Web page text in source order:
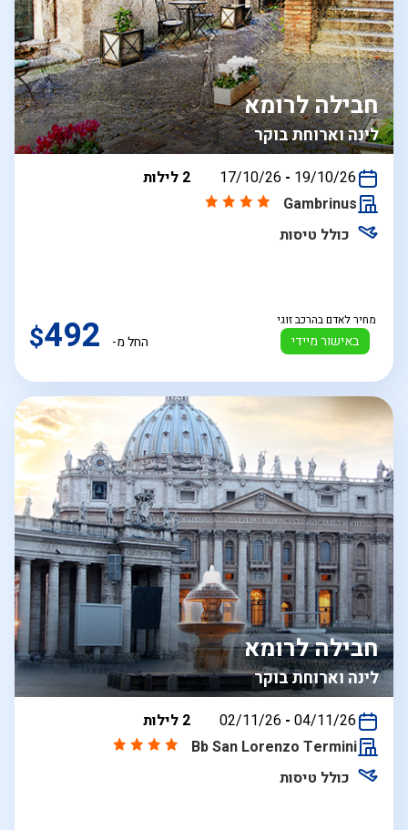
לינה וארוחת בוקר
חבילה לרומא
בין
17/10/26 - 19/10/26
2 לילות
Gambrinus
כולל טיסות
באישור מיידי
מחיר לאדם בהרכב זוגי
החל מ- $492
לינה וארוחת בוקר
חבילה לרומא
בין
02/11/26 - 04/11/26
2 לילות
Bb San Lorenzo Termini
כולל טיסות